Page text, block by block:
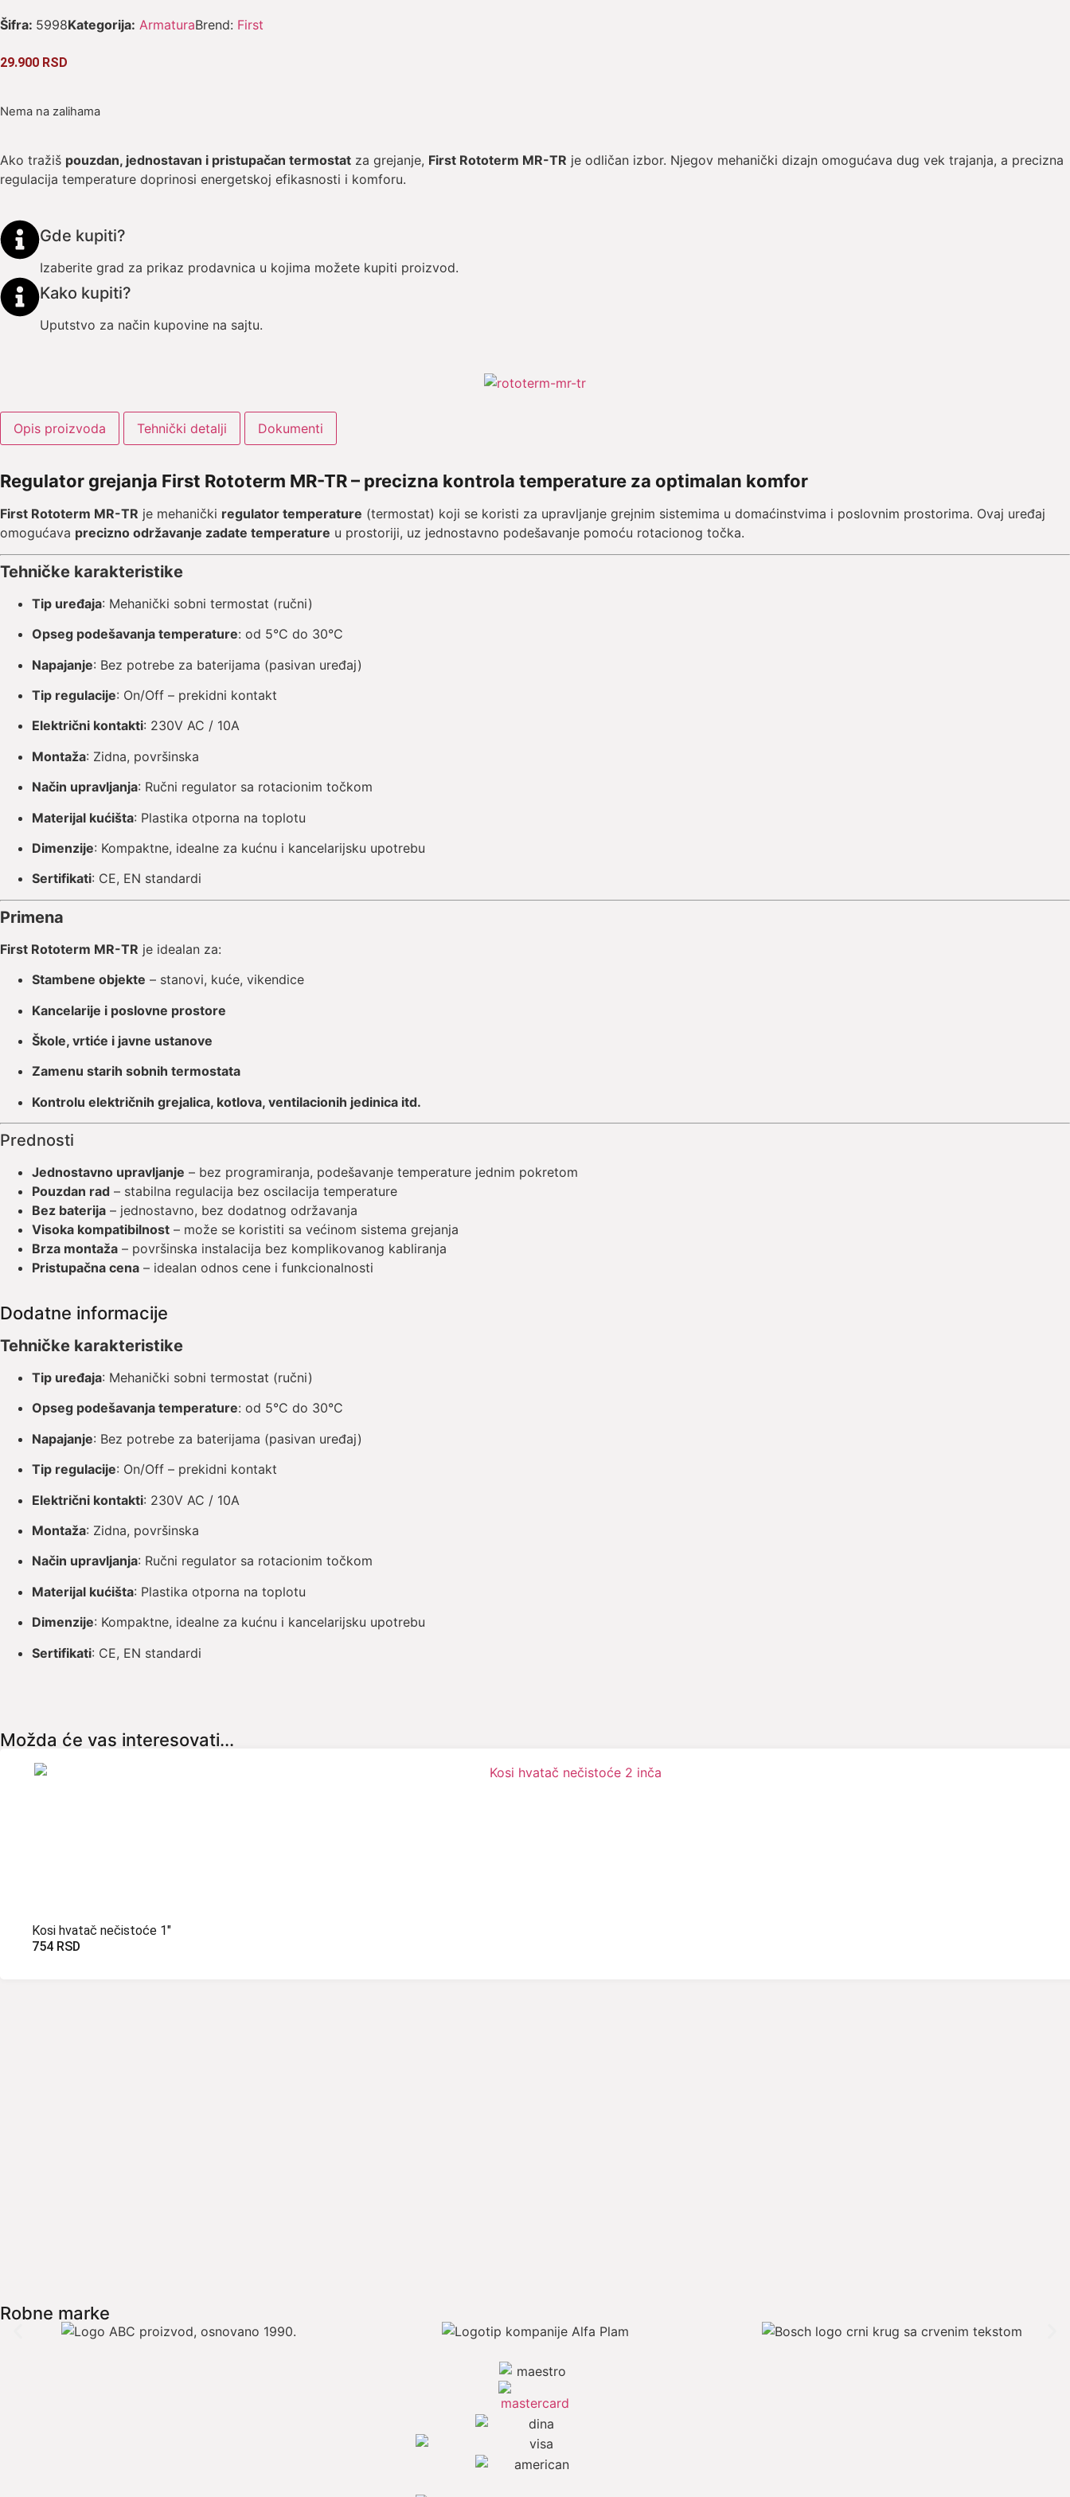
Šifra: 5998Kategorija: ArmaturaBrend: First
29.900 RSD
Nema na zalihama
Ako tražiš pouzdan, jednostavan i pristupačan termostat za grejanje, First Rototerm MR-TR je odličan izbor. Njegov mehanički dizajn omogućava dug vek trajanja, a precizna
regulacija temperature doprinosi energetskoj efikasnosti i komforu.
Gde kupiti?
Izaberite grad za prikaz prodavnica u kojima možete kupiti proizvod.
Kako kupiti?
Uputstvo za način kupovine na sajtu.
Opis proizvoda Tehnički detalji Dokumenti
Regulator grejanja First Rototerm MR-TR – precizna kontrola temperature za optimalan komfor
First Rototerm MR-TR je mehanički regulator temperature (termostat) koji se koristi za upravljanje grejnim sistemima u domaćinstvima i poslovnim prostorima. Ovaj uređaj
omogućava precizno održavanje zadate temperature u prostoriji, uz jednostavno podešavanje pomoću rotacionog točka.
Tehničke karakteristike
Tip uređaja: Mehanički sobni termostat (ručni)
Opseg podešavanja temperature: od 5°C do 30°C
Napajanje: Bez potrebe za baterijama (pasivan uređaj)
Tip regulacije: On/Off – prekidni kontakt
Električni kontakti: 230V AC / 10A
Montaža: Zidna, površinska
Način upravljanja: Ručni regulator sa rotacionim točkom
Materijal kućišta: Plastika otporna na toplotu
Dimenzije: Kompaktne, idealne za kućnu i kancelarijsku upotrebu
Sertifikati: CE, EN standardi
Primena
First Rototerm MR-TR je idealan za:
Stambene objekte – stanovi, kuće, vikendice
Kancelarije i poslovne prostore
Škole, vrtiće i javne ustanove
Zamenu starih sobnih termostata
Kontrolu električnih grejalica, kotlova, ventilacionih jedinica itd.
Prednosti
Jednostavno upravljanje – bez programiranja, podešavanje temperature jednim pokretom
Pouzdan rad – stabilna regulacija bez oscilacija temperature
Bez baterija – jednostavno, bez dodatnog održavanja
Visoka kompatibilnost – može se koristiti sa većinom sistema grejanja
Brza montaža – površinska instalacija bez komplikovanog kabliranja
Pristupačna cena – idealan odnos cene i funkcionalnosti
Dodatne informacije
Tehničke karakteristike
Tip uređaja: Mehanički sobni termostat (ručni)
Opseg podešavanja temperature: od 5°C do 30°C
Napajanje: Bez potrebe za baterijama (pasivan uređaj)
Tip regulacije: On/Off – prekidni kontakt
Električni kontakti: 230V AC / 10A
Montaža: Zidna, površinska
Način upravljanja: Ručni regulator sa rotacionim točkom
Materijal kućišta: Plastika otporna na toplotu
Dimenzije: Kompaktne, idealne za kućnu i kancelarijsku upotrebu
Sertifikati: CE, EN standardi
Možda će vas interesovati...
Kosi hvatač nečistoće 1″
754 RSD
Robne marke